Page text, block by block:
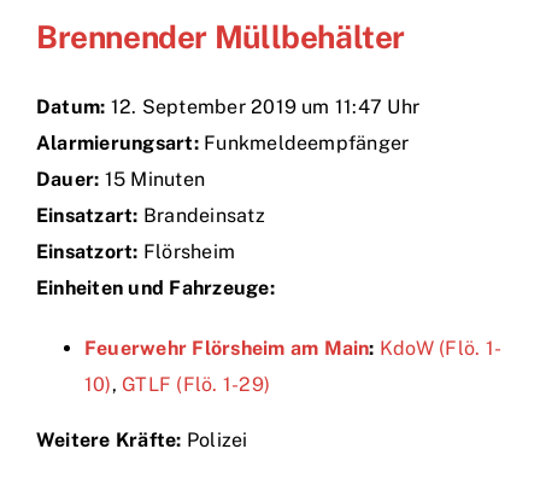
Bürgerinfo
Über uns
Technik
Brennender Müllbehälter
Datum: 12. September 2019 um 11:47 Uhr
Alarmierungsart:Funkmeldeempfänger
Dauer: 15 Minuten
Einsatzart: Brandeinsatz
Einsatzort: Flörsheim
Einheiten und Fahrzeuge:
Feuerwehr Flörsheim am Main: KdoW (Flö. 1-
10), GTLF (Flö. 1-29)
Weitere Kräfte: Polizei